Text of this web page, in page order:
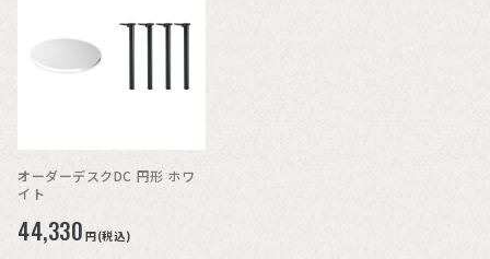
オーダーデスクDC 円形 ホワ
イト
44,330 円(税込)